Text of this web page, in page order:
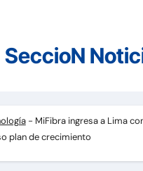
SeccioN
- MiFibra ingresa a Lima
plan de crecimiento